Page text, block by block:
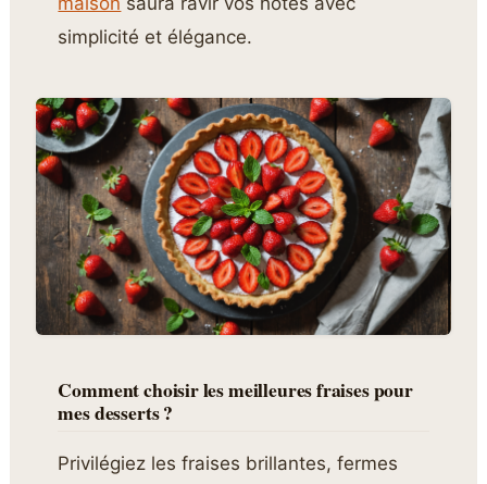
simplicité et élégance.
Comment choisir les meilleures fraises pour
mes desserts ?
Privilégiez les fraises brillantes, fermes